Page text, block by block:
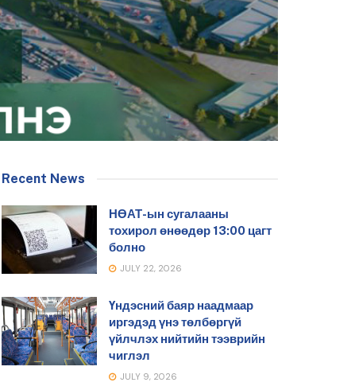
Recent News
НӨАТ-ын сугалааны
тохирол өнөөдөр 13:00 цагт
болно
JULY 22, 2026
Үндэсний баяр наадмаар
иргэдэд үнэ төлбөргүй
үйлчлэх нийтийн тээврийн
чиглэл
JULY 9, 2026